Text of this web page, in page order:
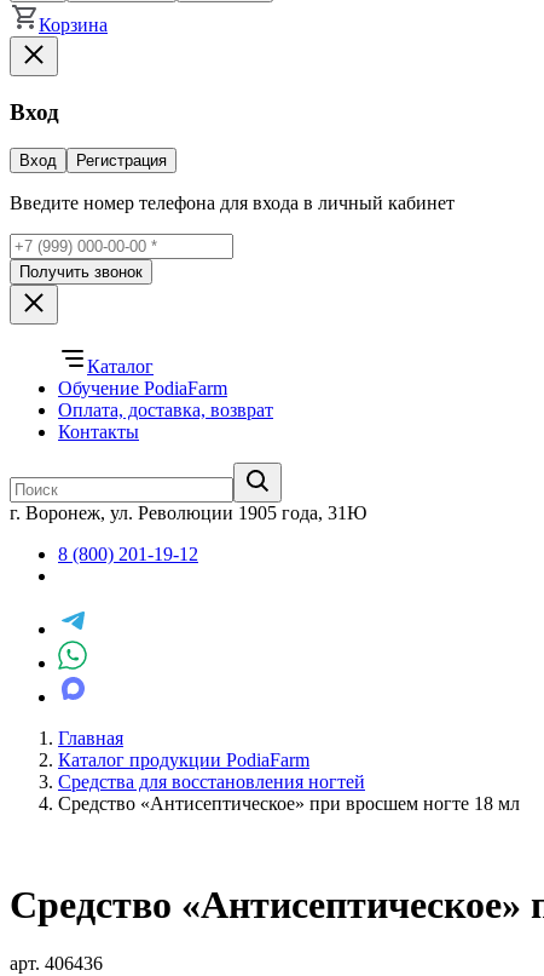
Корзина
Вход
Вход Регистрация
Введите номер телефона для входа в личный кабинет
Получить звонок
Каталог
Обучение PodiaFarm
Оплата, доставка, возврат
Контакты
г. Воронеж, ул. Революции 1905 года, 31Ю
8 (800) 201-19-12
Главная
Каталог продукции PodiaFarm
Средства для восстановления ногтей
Средство «Антисептическое» при вросшем ногте 18 мл
Средство
арт. 406436